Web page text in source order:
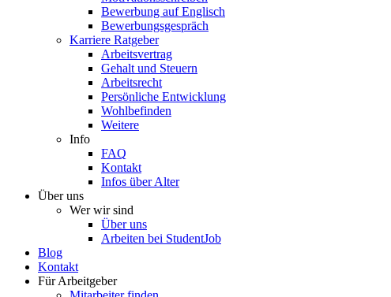
Bewerbung auf Englisch
Bewerbungsgespräch
Karriere Ratgeber
Arbeitsvertrag
Gehalt und Steuern
Arbeitsrecht
Persönliche Entwicklung
Wohlbefinden
Weitere
Info
FAQ
Kontakt
Infos über Alter
Über uns
Wer wir sind
Über uns
Arbeiten bei StudentJob
Blog
Kontakt
Für Arbeitgeber